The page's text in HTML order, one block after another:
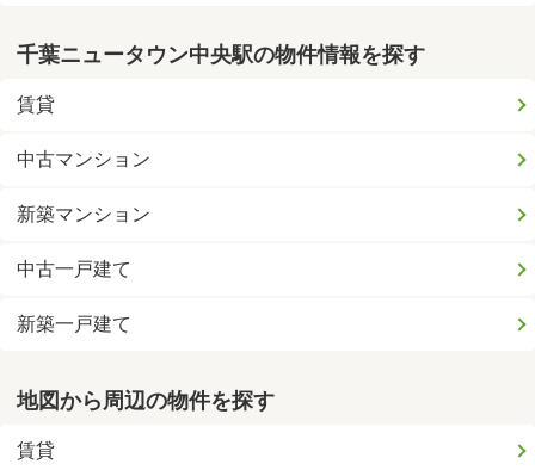
千葉ニュータウン中央駅の物件情報を探す
賃貸
中古マンション
新築マンション
中古一戸建て
新築一戸建て
地図から周辺の物件を探す
賃貸